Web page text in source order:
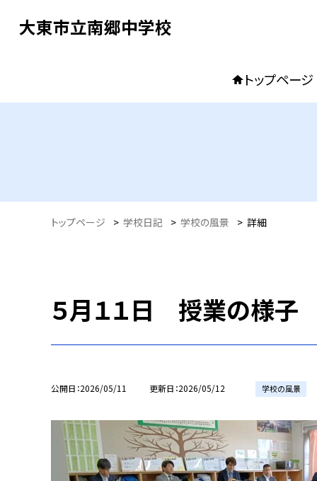
大東市立南郷中学校
トップページ
トップページ > 学校日記 > 学校の風景 > 詳細
５月１１日 授業の様
公開日 2026/05/11 更新日 2026/05/12 学校の風景